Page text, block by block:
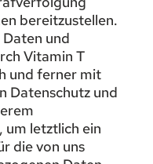
bereitzustellen.
und
Vitamin T
und ferner mit
Datenschutz und
um letztlich ein
die von uns